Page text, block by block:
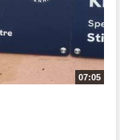
07:05